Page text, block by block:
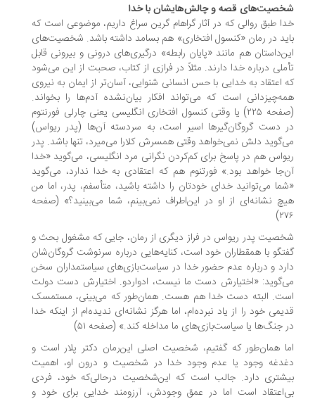
قصه و چالش‌هایشان با خدا
طبق روالی که در آثار گراهام گرین سراغ داریم، موضوعی است که
در رمان «کنسول افتخاری» هم بسامد داشته باشد. شخصیت‌های
هم مانند «پایان رابطه» درگیری‌های درونی و بیرونی قابل
درباره خدا دارند. مثلاً در فرازی از کتاب، صحبت از این می‌شود
اعتقاد به خدایی با حس انسانی شنوایی، آسان‌تر از ایمان به نیروی
است که می‌تواند افکار بیان‌نشده آدم‌ها را بخواند.
(صفحه ۲۲۵) یا وقتی کنسول افتخاری انگلیسی یعنی چارلی فورنتوم
دست گروگان‌گیرها اسیر است، به سردسته آن‌ها (پدر ریواس)
دلش نمی‌خواهد وقتی همسرش کلارا می‌میرد، تنها باشد. پدر
هم در پاسخ برای کم‌کردن نگرانی مرد انگلیسی، می‌گوید «خدا
خواهد بود.» فورتنوم هم که اعتقادی به خدا ندارد، می‌گوید
می‌توانید خدای خودتان را داشته باشید، متأسفم، پدر، اما من
نشانه‌ای از او در این‌اطراف نمی‌بینم، شما می‌بینید؟» (صفحه
پدر ریواس در فراز دیگری از رمان، جایی که مشغول بحث و
با همقطاران خود است، کنایه‌هایی درباره سرنوشت گروگان‌شان
و درباره عدم حضور خدا در سیاست‌بازی‌های سیاستمداران سخن
«اختیارش دست ما نیست، ادواردو. اختیارش دست دولت
البته دست خدا هم هست. همان‌طور که می‌بینی، مستمسک
خود را از یاد نبرده‌ام، اما هرگز نشانه‌ای ندیده‌ام از اینکه خدا
جنگ‌ها یا سیاست‌بازی‌های ما مداخله کند.» (صفحه ۵۱)
همان‌طور که گفتیم، شخصیت اصلی این‌رمان دکتر پلار است و
وجود یا عدم وجود خدا در شخصیت و درون او، اهمیت
دارد. جالب است که این‌شخصیت درحالی‌که خود، فردی
است اما در عمق وجودش، آرزومند خدایی برای خود و